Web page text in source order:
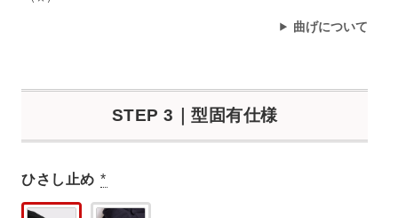
曲げについて
STEP 3｜型固有仕様
ひさし止め *